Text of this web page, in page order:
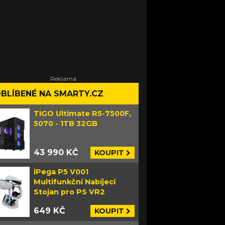
NA SMARTY.CZ
TIGO Ultimate R5-7500F,
5070 - 1TB 32GB
43 990 KČ KOUPIT
iPega P5 V001
Multifunkční Nabíjecí
Stojan pro PS VR2
649 KČ KOUPIT